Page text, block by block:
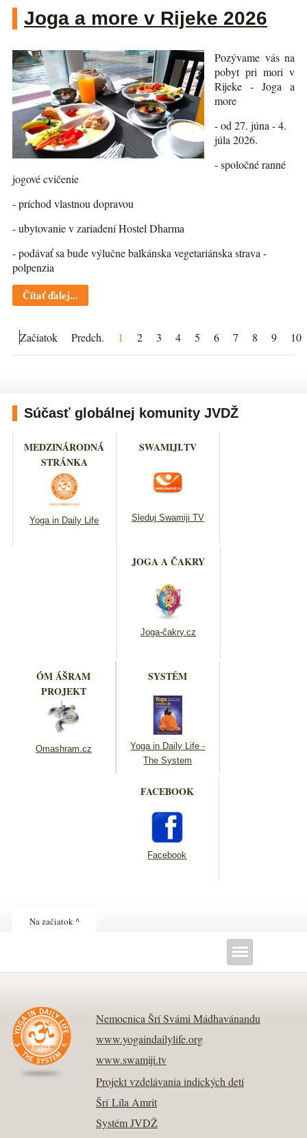
Joga a more v Rijeke 2026
Pozývame vás na
pobyt pri mori v
Rijeke - Joga a
more
- od 27. júna - 4.
júla 2026.
- spoločné ranné
jogové cvičenie
- príchod vlastnou dopravou
- ubytovanie v zariadení Hostel Dharma
- podávať sa bude výlučne balkánska vegetariánska strava -
polpenzia
Čítať ďalej...
Začiatok Predch. 1 2 3 4 5 6 7 8 9 10
Súčasť globálnej komunity JVDŽ
MEDZINÁRODNÁ
STRÁNKA
Yoga in Daily Life
SWAMIJI.TV
Sleduj Swamiji TV
JOGA A ČAKRY
Joga-čakry.cz
ÓM ÁŠRAM
PROJEKT
Omashram.cz
SYSTÉM
Yoga in Daily Life -
The System
FACEBOOK
Facebook
Na začiatok ^
Nemocnica Šrí Svámi Mádhavánandu
www.yogaindailylife.org
www.swamiji.tv
Projekt vzdelávania indických detí
Šrí Líla Amrit
Systém JVDŽ